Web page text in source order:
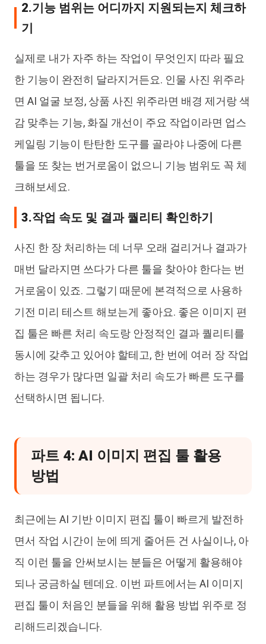
2.기능 범위는 어디까지 지원되는지 체크하
기
실제로 내가 자주 하는 작업이 무엇인지 따라 필요
한 기능이 완전히 달라지거든요. 인물 사진 위주라
면 AI 얼굴 보정, 상품 사진 위주라면 배경 제거랑 색
감 맞추는 기능, 화질 개선이 주요 작업이라면 업스
케일링 기능이 탄탄한 도구를 골라야 나중에 다른
툴을 또 찾는 번거로움이 없으니 기능 범위도 꼭 체
크해보세요.
3.작업 속도 및 결과 퀄리티 확인하기
사진 한 장 처리하는 데 너무 오래 걸리거나 결과가
매번 달라지면 쓰다가 다른 툴을 찾아야 한다는 번
거로움이 있죠. 그렇기 때문에 본격적으로 사용하
기전 미리 테스트 해보는게 좋아요. 좋은 이미지 편
집 툴은 빠른 처리 속도랑 안정적인 결과 퀄리티를
동시에 갖추고 있어야 할테고, 한 번에 여러 장 작업
하는 경우가 많다면 일괄 처리 속도가 빠른 도구를
선택하시면 됩니다.
파트 4: AI 이미지 편집 툴 활용
방법
최근에는 AI 기반 이미지 편집 툴이 빠르게 발전하
면서 작업 시간이 눈에 띄게 줄어든 건 사실이나, 아
직 이런 툴을 안써보시는 분들은 어떻게 활용해야
되나 궁금하실 텐데요. 이번 파트에서는 AI 이미지
편집 툴이 처음인 분들을 위해 활용 방법 위주로 정
리해드리겠습니다.